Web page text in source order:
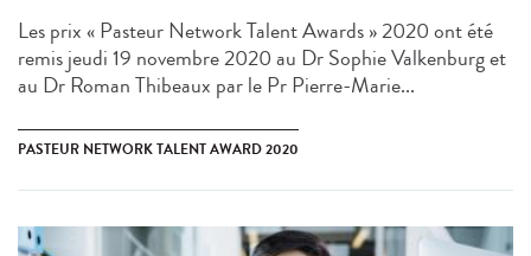
Les prix « Pasteur Network Talent Awards » 2020 ont été
remis jeudi 19 novembre 2020 au Dr Sophie Valkenburg et
au Dr Roman Thibeaux par le Pr Pierre-Marie...
PASTEUR NETWORK TALENT AWARD 2020